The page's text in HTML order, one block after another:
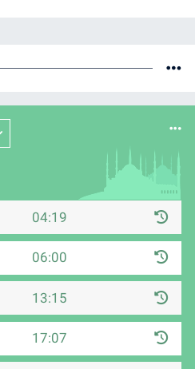
04:19
06:00
13:15
17:07